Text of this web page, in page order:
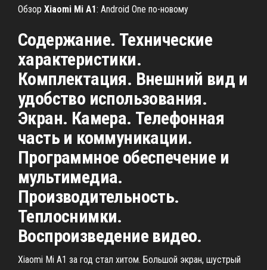
Обзор Xiaomi Mi A1: Android One по-новому
Содержание. Технические
характеристики.
Комплектация. Внешний вид и
удобство использования.
Экран. Камера. Телефонная
часть и коммуникации.
Программное обеспечение и
мультимедиа.
Производительность.
Теплоснимки.
Воспроизведение видео.
Xiaomi Mi A1 за год стал хитом. Большой экран, шустрый